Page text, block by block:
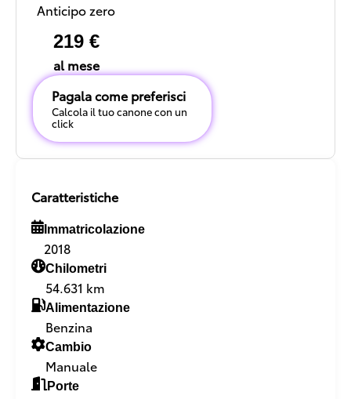
Anticipo zero
219 €
al mese
Pagala come preferisci
Calcola il tuo canone con un
click
Caratteristiche
Immatricolazione
2018
Chilometri
54.631 km
Alimentazione
Benzina
Cambio
Manuale
Porte